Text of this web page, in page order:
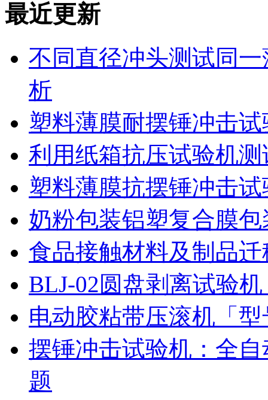
最近更新
不同直径冲头测试同
析
塑料薄膜耐摆锤冲击
利用纸箱抗压试验机
塑料薄膜抗摆锤冲击
奶粉包装铝塑复合膜
食品接触材料及制品
BLJ-02圆盘剥离试验
电动胶粘带压滚机「
摆锤冲击试验机：全
题